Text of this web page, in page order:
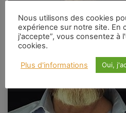
Nous utilisons des cookies
expérience sur notre site. En
j'accepte”, vous consentez à
cookies.
Plus d'informations Oui,